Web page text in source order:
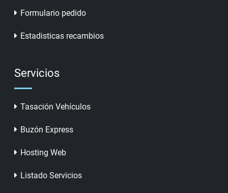
Formulario pedido
Estadisticas recambios
Servicios
Tasación Vehículos
Buzón Express
Hosting Web
Listado Servicios